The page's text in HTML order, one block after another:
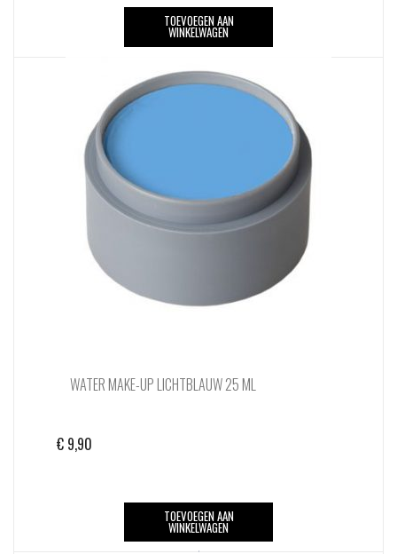
TOEVOEGEN AAN
WINKELWAGEN
WATER MAKE-UP LICHTBLAUW 25 ML
€ 9,90
TOEVOEGEN AAN
WINKELWAGEN